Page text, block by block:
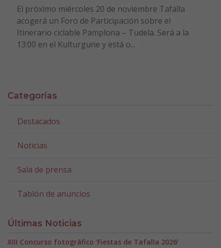
El próximo miércoles 20 de noviembre Tafalla
acogerá un Foro de Participación sobre el
Itinerario ciclable Pamplona – Tudela. Será a la
13:00 en el Kulturgune y está o...
Categorías
Destacados
Noticias
Sala de prensa
Tablón de anuncios
Últimas Noticias
XIII Concurso fotográfico ‘Fiestas de Tafalla 2026’